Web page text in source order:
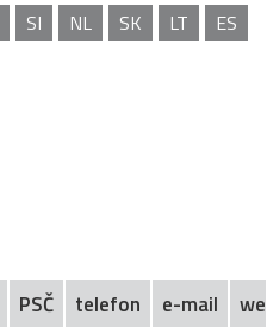
SI NL SK LT
ES
PSČ telefon e-mail